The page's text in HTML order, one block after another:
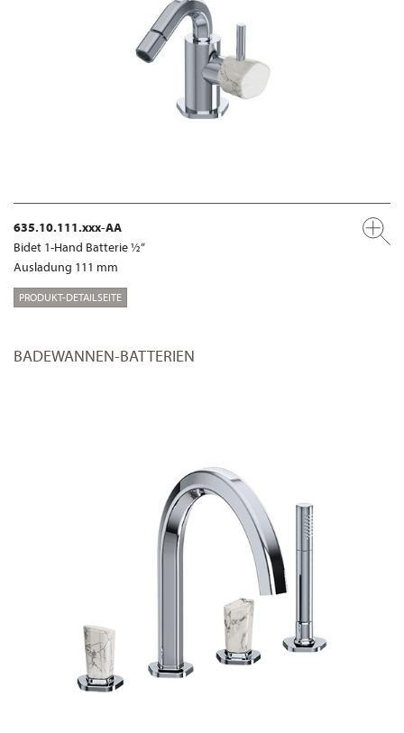
635.10.111.xxx-AA
Bidet 1-Hand Batterie ½“
Ausladung 111 mm
PRODUKT-DETAILSEITE
BADEWANNEN-BATTERIEN